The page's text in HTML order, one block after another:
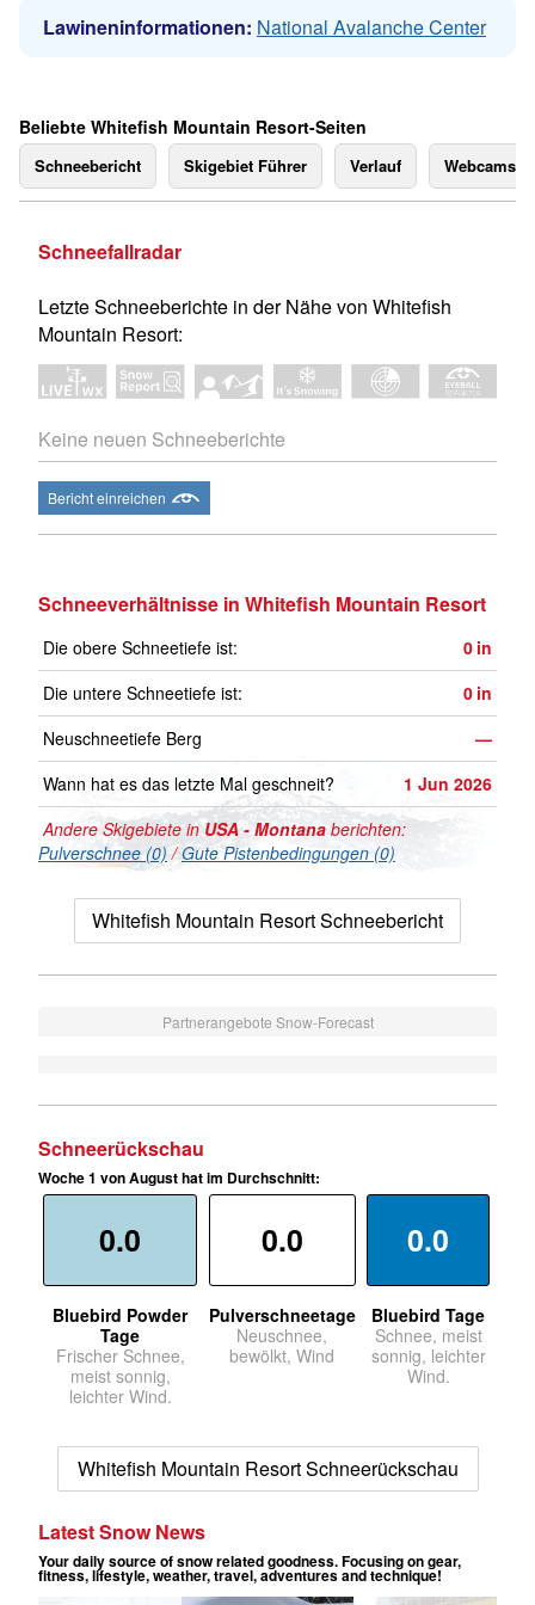
Lawineninformationen: National Avalanche Center
Beliebte Whitefish Mountain Resort-Seiten
Schneebericht Skigebiet Führer Verlauf Webcams
Schneefallradar
Letzte Schneeberichte in der Nähe von Whitefish
Mountain Resort:
Keine neuen Schneeberichte
Bericht einreichen
Schneeverhältnisse in Whitefish Mountain Resort
Die obere Schneetiefe ist: 0 in
Die untere Schneetiefe ist:
0 in
Neuschneetiefe Berg
—
Wann hat es das letzte Mal geschneit?
1 Jun 2026
Andere Skigebiete inUSA - Montana berichten:
Pulverschnee (0)/Gute Pistenbedingungen (0)
Whitefish Mountain Resort Schneebericht
Partnerangebote Snow-Forecast
Schneerückschau
Woche 1 von August hat im Durchschnitt:
0.0
Bluebird Powder
Tage
Frischer Schnee,
meist sonnig,
leichter Wind.
0.0
Pulverschneetage
Neuschnee,
bewölkt, Wind
0.0
Bluebird Tage
Schnee, meist
sonnig, leichter
Wind.
Whitefish Mountain Resort Schneerückschau